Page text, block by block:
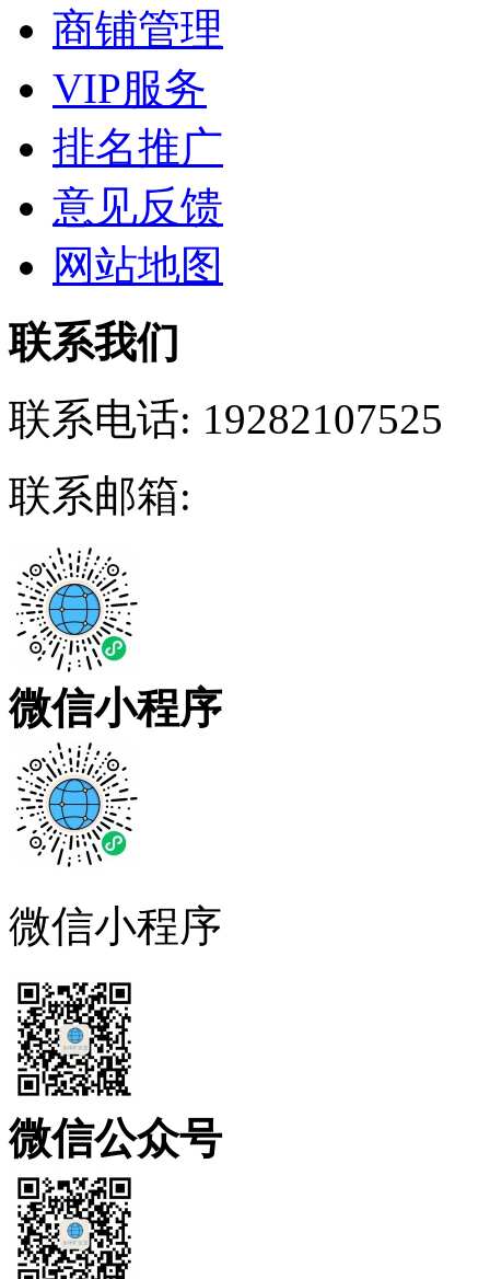
商铺管理
VIP服务
排名推广
意见反馈
网站地图
联系我们
联系电话: 19282107525
联系邮箱:
微信小程序
微信小程序
微信公众号